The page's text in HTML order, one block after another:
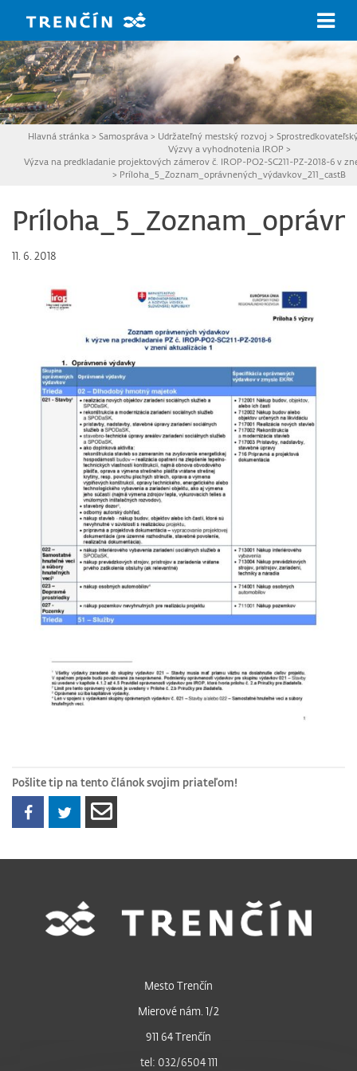
Hlavná stránka > Samospráva > Udržateľný mestský rozvoj >
Výzvy a vyhodnotenia IROP>
Výzva na predkladanie projektových zámerov č. IROP-PO2-SC211-PZ-2018-6 v
> Príloha_5_Zoznam_oprávnených_výdavkov_211_castB
11. 6. 2018
Pošlite tip na tento článok svojim priateľom!
Mesto Trenčín
Mierové nám. 1/2
911 64 Trenčín
tel: 032/6504 111